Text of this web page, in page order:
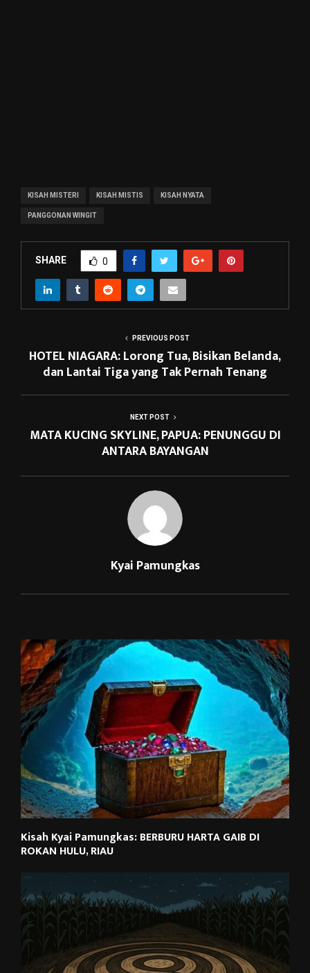
KISAH MISTERI KISAH MISTIS KISAH NYATA
PANGGONAN WINGIT
SHARE 0
PREVIOUS POST
HOTEL NIAGARA: Lorong Tua, Bisikan Belanda,
dan Lantai Tiga yang Tak Pernah Tenang
NEXT POST
MATA KUCING SKYLINE, PAPUA: PENUNGGU DI
ANTARA BAYANGAN
Kyai Pamungkas
Kisah Kyai Pamungkas: BERBURU HARTA GAIB DI
ROKAN HULU, RIAU